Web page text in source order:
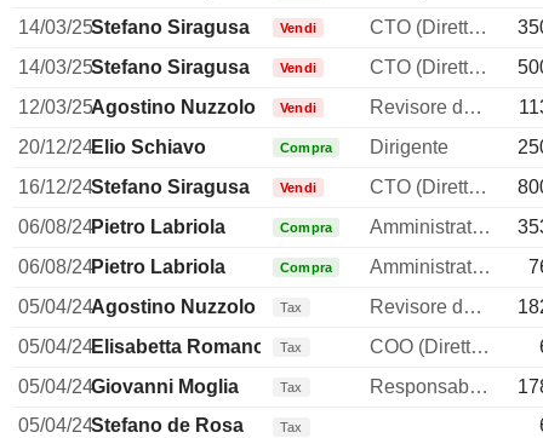
14/03/25Stefano Siragusa Vendi CTO (Direttore tecnico)
14/03/25Stefano Siragusa Vendi CTO (Direttore tecnico)
12/03/25Agostino Nuzzolo Vendi Revisore dei conti / collegio sindacale
20/12/24Elio Schiavo Compra Dirigente
16/12/24Stefano Siragusa Vendi CTO (Direttore tecnico)
06/08/24Pietro Labriola Compra Amministratore delegato
06/08/24Pietro Labriola Compra Amministratore delegato
05/04/24Agostino Nuzzolo Tax Revisore dei conti / collegio sindacale
05/04/24Elisabetta Romano Tax COO (Direttore operativo)
05/04/24Giovanni Moglia Tax Responsabile affari legali
05/04/24Stefano de Rosa Tax